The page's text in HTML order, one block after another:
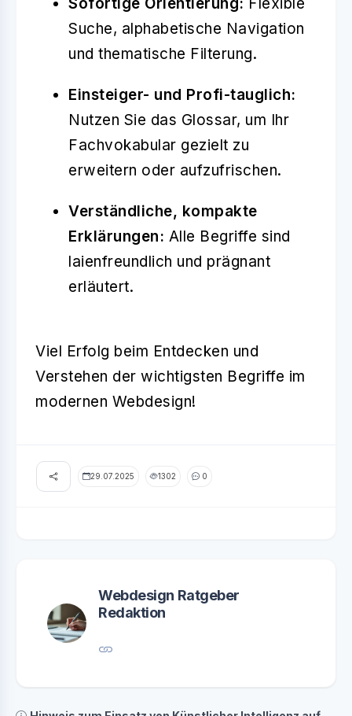
Suche, alphabetische Navigation
und thematische Filterung.
Einsteiger- und Profi-tauglich:
Nutzen Sie das Glossar, um Ihr
Fachvokabular gezielt zu
erweitern oder aufzufrischen.
Verständliche, kompakte
Erklärungen: Alle Begriffe sind
laienfreundlich und prägnant
erläutert.
Viel Erfolg beim Entdecken und
Verstehen der wichtigsten Begriffe im
modernen Webdesign!
29.07.2025 1302 0
Webdesign Ratgeber
Redaktion